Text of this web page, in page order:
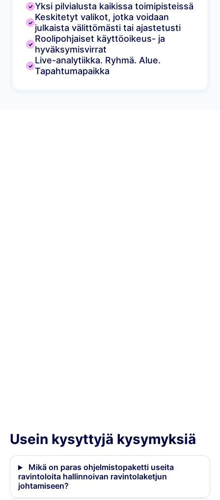
Yksi pilvialusta kaikissa toimipisteissä
Keskitetyt valikot, jotka voidaan
julkaista välittömästi tai ajastetusti
Roolipohjaiset käyttöoikeus- ja
hyväksymisvirrat
Live-analytiikka. Ryhmä. Alue.
Tapahtumapaikka
Usein kysyttyjä kysymyksiä
Mikä on paras ohjelmistopaketti useita
ravintoloita hallinnoivan ravintolaketjun
johtamiseen?